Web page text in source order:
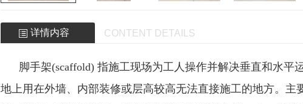
详情内容 CONTENT DETAILS
脚手架(scaffold) 指施工现场为工人操作并解决垂直和水平
地上用在外墙、内部装修或层高较高无法直接施工的地方。